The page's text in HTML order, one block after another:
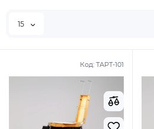
15
Код: ТАРТ-101